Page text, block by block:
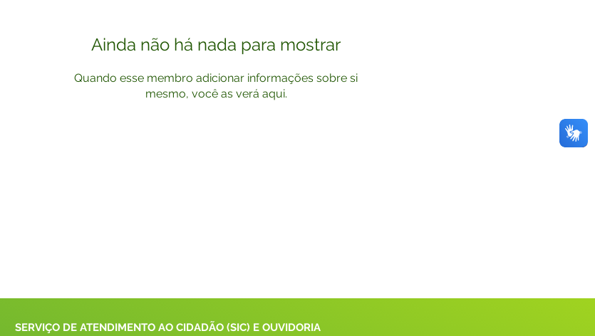
Ainda não há nada para mostrar
Quando esse membro adicionar informações sobre si
mesmo, você as verá aqui.
SERVIÇO DE ATENDIMENTO AO CIDADÃO (SIC) E OUVIDORIA